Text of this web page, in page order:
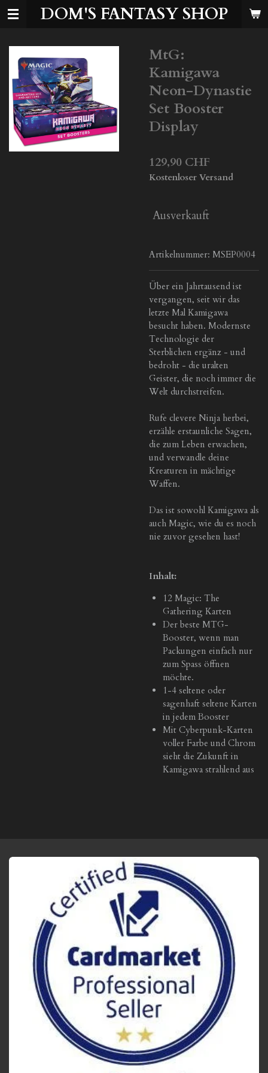
Zum
DOM'S FANTASY SHOP
MtG:
Kamigawa
Neon-Dynastie
Set Booster
Display
129,90 CHF
Kostenloser Versand
Ausverkauft
Artikelnummer: MSEP0004
Über ein Jahrtausend ist
vergangen, seit wir das
letzte Mal Kamigawa
besucht haben. Modernste
Technologie der
Sterblichen ergänz - und
bedroht - die uralten
Geister, die noch immer die
Welt durchstreifen.
Rufe clevere Ninja herbei,
erzähle erstaunliche Sagen,
die zum Leben erwachen,
und verwandle deine
Kreaturen in mächtige
Waffen.
Das ist sowohl Kamigawa als
auch Magic, wie du es noch
nie zuvor gesehen hast!
Inhalt:
12 Magic: The
Gathering Karten
Der beste MTG-
Booster, wenn man
Packungen einfach nur
zum Spass öffnen
möchte.
1-4 seltene oder
sagenhaft seltene Karten
in jedem Booster
Mit Cyberpunk-Karten
voller Farbe und Chrom
sieht die Zukunft in
Kamigawa strahlend aus